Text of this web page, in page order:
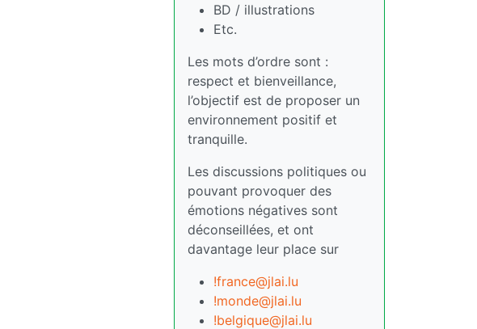
BD / illustrations
Etc.
Les mots d’ordre sont :
respect et bienveillance,
l’objectif est de proposer un
environnement positif et
tranquille.
Les discussions politiques ou
pouvant provoquer des
émotions négatives sont
déconseillées, et ont
davantage leur place sur
!france@jlai.lu
!monde@jlai.lu
!belgique@jlai.lu